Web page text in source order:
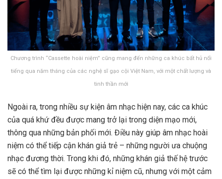
Chương trình “Cassette hoài niệm” cũng mang đến những ca khúc bất hủ nổi
tiếng qua năm tháng của các nghệ sĩ gạo cội Việt Nam, với một chất lượng và
tinh thần mới
Ngoài ra, trong nhiều sự kiện âm nhạc hiện nay, các ca khúc
của quá khứ đều được mang trở lại trong diện mạo mới,
thông qua những bản phối mới. Điều này giúp âm nhạc hoài
niệm có thể tiếp cận khán giả trẻ – những người ưa chuộng
nhạc đương thời. Trong khi đó, những khán giả thế hệ trước
sẽ có thể tìm lại được những kỉ niệm cũ, nhưng với một cảm